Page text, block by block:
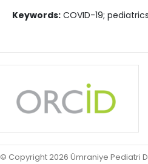
Keywords: COVID-19;
© Copyright 2026 Ümraniye Pediatri